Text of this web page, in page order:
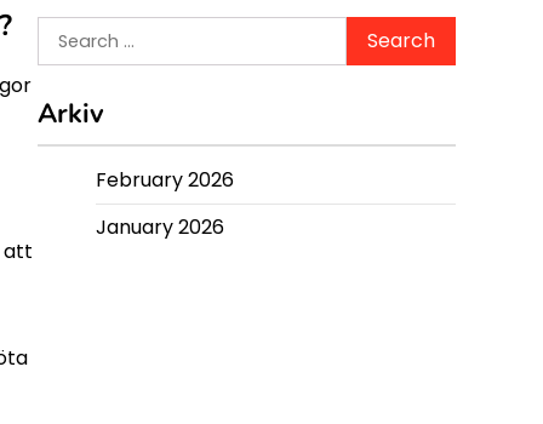
att
Search
for:
Arkiv
February 2026
January 2026